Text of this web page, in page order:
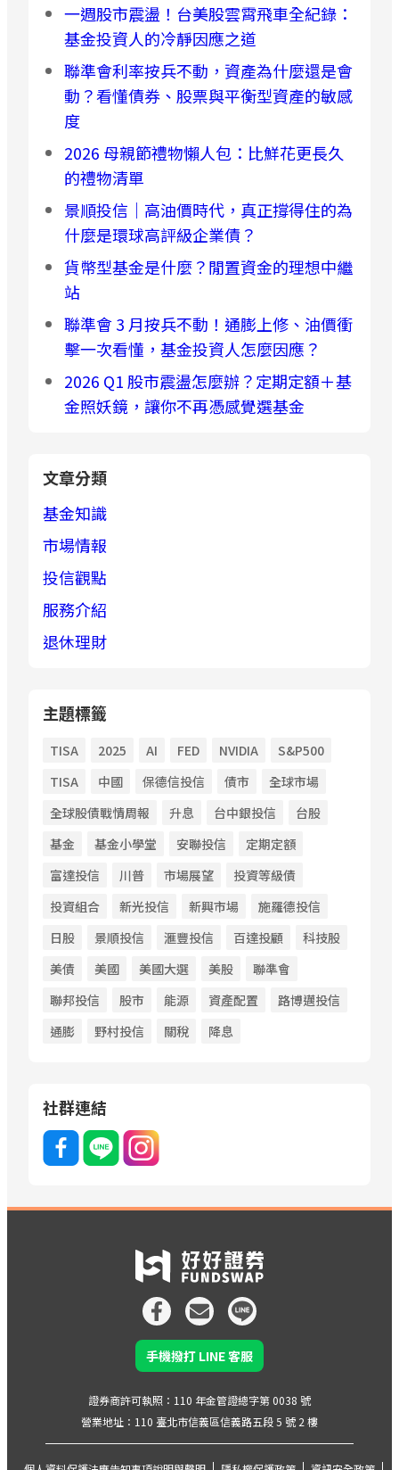
一週股市震盪！台美股雲霄飛車全紀錄：
基金投資人的冷靜因應之道
聯準會利率按兵不動，資產為什麼還是會
動？看懂債券、股票與平衡型資產的敏感
度
2026 母親節禮物懶人包：比鮮花更長久
的禮物清單
景順投信｜高油價時代，真正撐得住的為
什麼是環球高評級企業債？
貨幣型基金是什麼？閒置資金的理想中繼
站
聯準會 3 月按兵不動！通膨上修、油價衝
擊一次看懂，基金投資人怎麼因應？
2026 Q1 股市震盪怎麼辦？定期定額＋基
金照妖鏡，讓你不再憑感覺選基金
文章分類
基金知識
市場情報
投信觀點
服務介紹
退休理財
主題標籤
TISA 2025 AI FED NVIDIA
S&P500
TISA
中國 保德信投信 債市
全球市場
全球股債戰情周報
升息 台中銀投信
台股
基金
基金小學堂 安聯投信
定期定額
富達投信
川普 市場展望
投資等級債
投資組合
新光投信 新興市場
施羅德投信
日股
景順投信 滙豐投信 百達投顧
科技股
美債
美國 美國大選 美股
聯準會
聯邦投信
股市 能源 資產配置
路博邁投信
通膨
野村投信 關稅 降息
社群連結
手機撥打 LINE 客服
證券商許可執照：110 年金管證總字第 0038 號
營業地址：110 臺北市信義區信義路五段 5 號 2 樓